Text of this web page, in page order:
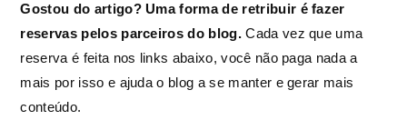
Gostou do artigo? Uma forma de retribuir é fazer
reservas pelos parceiros do blog.Cada vez que uma
reserva é feita nos links abaixo, você não paga nada a
mais por isso e ajuda o blog a se manter e gerar mais
conteúdo.